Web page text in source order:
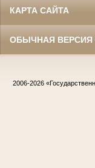
КАРТА САЙТА
ОБЫЧНАЯ ВЕРСИЯ
2006-2026